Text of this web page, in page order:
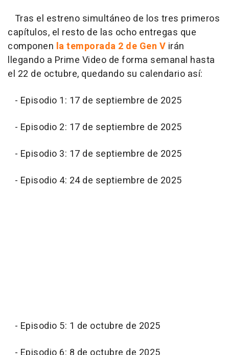
Tras el estreno simultáneo de los tres primeros
capítulos, el resto de las ocho entregas que
componen la temporada 2 de Gen V irán
llegando a Prime Video de forma semanal hasta
el 22 de octubre, quedando su calendario así:
- Episodio 1: 17 de septiembre de 2025
- Episodio 2: 17 de septiembre de 2025
- Episodio 3: 17 de septiembre de 2025
- Episodio 4: 24 de septiembre de 2025
- Episodio 5: 1 de octubre de 2025